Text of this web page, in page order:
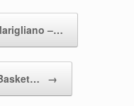
–…
→